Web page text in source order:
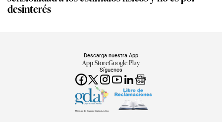
desinterés
Síguenos
Descarga nuestra App
App StoreGoogle Play
Miembro del Grupo de Diarios América